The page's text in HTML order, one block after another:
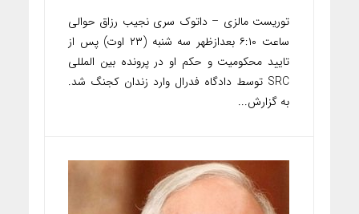
توریست مالزی – داتوک سری نجیب رزاق حوالی
ساعت ۶:۱۰ بعدازظهر سه شنبه (۲۳ اوت) پس از
تایید محکومیت و حکم او در پرونده بین المللی
SRC توسط دادگاه فدرال وارد زندان کجنگ شد.
به گزارش...